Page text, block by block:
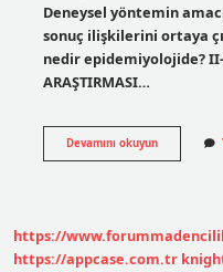
Deneysel yöntemin
sonuç ilişkilerini ortaya
nedir epidemiyolojide? II-
ARAŞTIRMASI…
Devamını okuyunDeneysel
Araştırma
https://
https://appcase.com.tr